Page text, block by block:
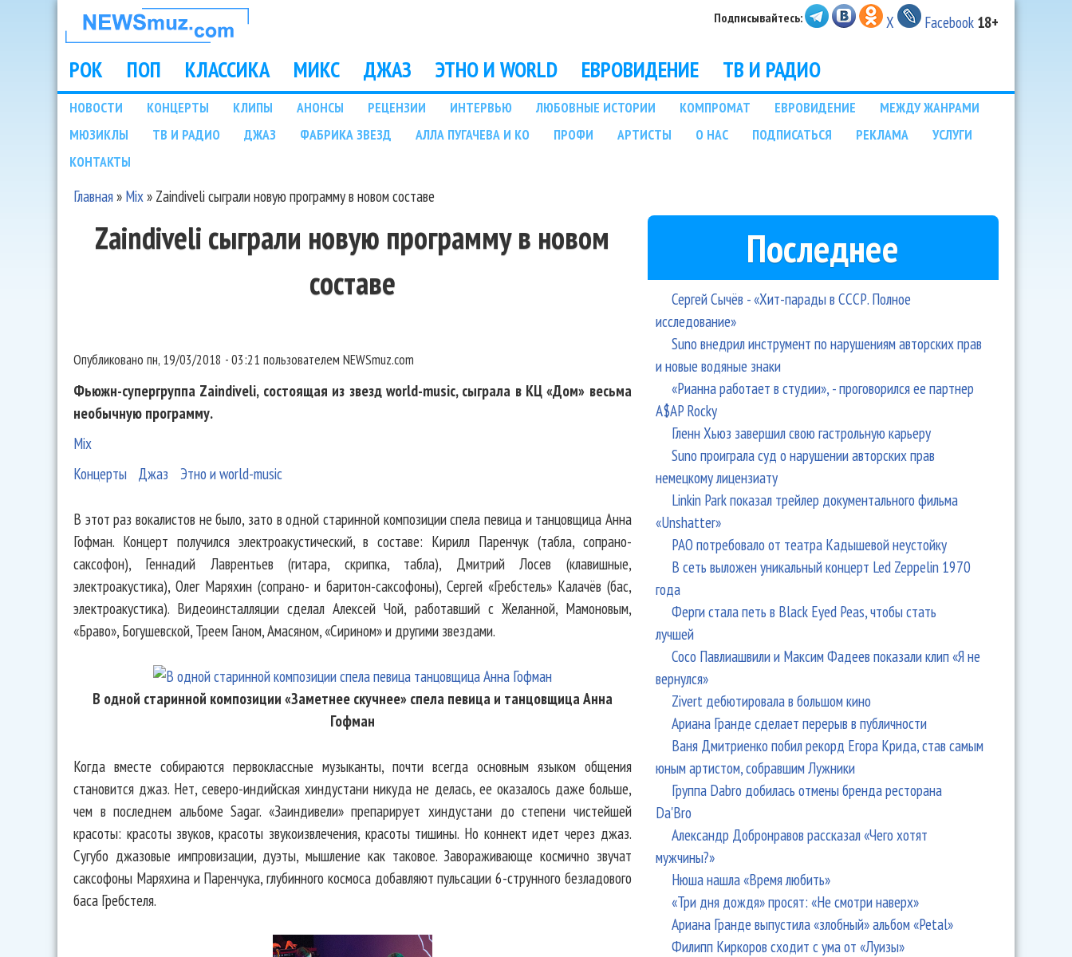
НОВОСТИ
МУЗЫКИ И
ШОУ БИЗНЕСА
NEWSMUZ.COM
Подписывайтесь: X Facebook 18+
Main menu
РОК ПОП КЛАССИКА МИКС ДЖАЗ ЭТНО И WORLD ЕВРОВИДЕНИЕ ТВ И РАДИО
Подразделы
НОВОСТИ КОНЦЕРТЫ КЛИПЫ АНОНСЫ РЕЦЕНЗИИ ИНТЕРВЬЮ ЛЮБОВНЫЕ ИСТОРИИ КОМПРОМАТ ЕВРОВИДЕНИЕ
МЕЖДУ ЖАНРАМИ
МЮЗИКЛЫ
ТВ И РАДИО ДЖАЗ ФАБРИКА ЗВЕЗД АЛЛА ПУГАЧЕВА И КО ПРОФИ АРТИСТЫ О НАС ПОДПИСАТЬСЯ РЕКЛАМА
УСЛУГИ
КОНТАКТЫ
Главная» Mix» Zaindiveli сыграли новую программу в новом составе
Zaindiveli сыграли новую программу в новом
составе
Опубликовано пн, 19/03/2018 - 03:21 пользователем NEWSmuz.com
Фьюжн-супергруппа Zaindiveli, состоящая из звезд world-music, сыграла в КЦ «Дом» весьма
необычную программу.
Mix
Концерты Джаз Этно и world-music
В этот раз вокалистов не было, зато в одной старинной композиции спела певица и танцовщица Анна
Гофман. Концерт получился электроакустический, в составе: Кирилл Паренчук (табла, сопрано-
саксофон), Геннадий Лаврентьев (гитара, скрипка, табла), Дмитрий Лосев (клавишные,
электроакустика), Олег Маряхин (сопрано- и баритон-саксофоны), Сергей «Гребстель» Калачёв (бас,
электроакустика). Видеоинсталляции сделал Алексей Чой, работавший с Желанной, Мамоновым,
«Браво», Богушевской, Треем Ганом, Амасяном, «Сирином» и другими звездами.
В одной старинной композиции «Заметнее скучнее» спела певица и танцовщица Анна
Гофман
Когда вместе собираются первоклассные музыканты, почти всегда основным языком общения
становится джаз. Нет, северо-индийская хиндустани никуда не делась, ее оказалось даже больше,
чем в последнем альбоме Sagar. «Заиндивели» препарирует хиндустани до степени чистейшей
красоты: красоты звуков, красоты звукоизвлечения, красоты тишины. Но коннект идет через джаз.
Сугубо джазовые импровизации, дуэты, мышление как таковое. Завораживающе космично звучат
саксофоны Маряхина и Паренчука, глубинного космоса добавляют пульсации 6-струнного безладового
баса Гребстеля.
Последнее
Сергей Сычёв - «Хит-парады в СССР. Полное
исследование»
Suno внедрил инструмент по нарушениям авторских прав
и новые водяные знаки
«Рианна работает в студии», - проговорился ее партнер
A$AP Rocky
Гленн Хьюз завершил свою гастрольную карьеру
Suno проиграла суд о нарушении авторских прав
немецкому лицензиату
Linkin Park показал трейлер документального фильма
«Unshatter»
РАО потребовало от театра Кадышевой неустойку
В сеть выложен уникальный концерт Led Zeppelin 1970
года
Ферги стала петь в Black Eyed Peas, чтобы стать
лучшей
Сосо Павлиашвили и Максим Фадеев показали клип «Я не
вернулся»
Zivert дебютировала в большом кино
Ариана Гранде сделает перерыв в публичности
Ваня Дмитриенко побил рекорд Егора Крида, став самым
юным артистом, собравшим Лужники
Группа Dabro добилась отмены бренда ресторана
Da'Bro
Александр Добронравов рассказал «Чего хотят
мужчины?»
Нюша нашла «Время любить»
«Три дня дождя» просят: «Не смотри наверх»
Ариана Гранде выпустила «злобный» альбом «Petal»
Филипп Киркоров сходит с ума от «Луизы»